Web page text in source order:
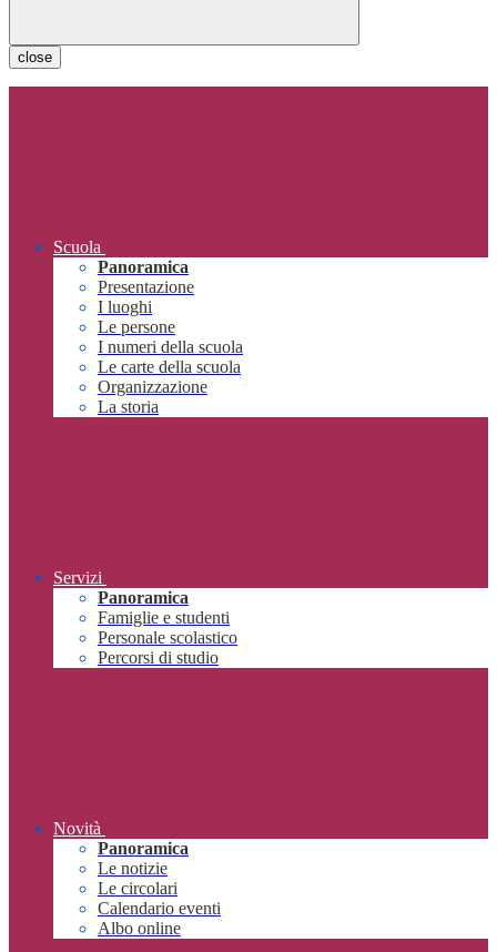
close
Scuola
Panoramica
Presentazione
I luoghi
Le persone
I numeri della scuola
Le carte della scuola
Organizzazione
La storia
Servizi
Panoramica
Famiglie e studenti
Personale scolastico
Percorsi di studio
Novità
Panoramica
Le notizie
Le circolari
Calendario eventi
Albo online